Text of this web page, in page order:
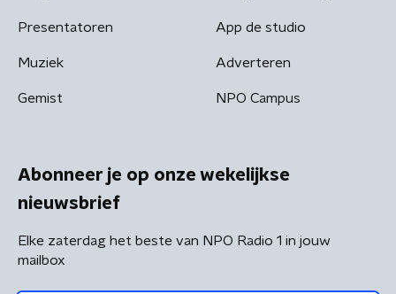
Presentatoren
Muziek
Gemist
App de studio
Adverteren
NPO Campus
Abonneer je op onze wekelijkse
nieuwsbrief
Elke zaterdag het beste van NPO Radio 1 in jouw
mailbox